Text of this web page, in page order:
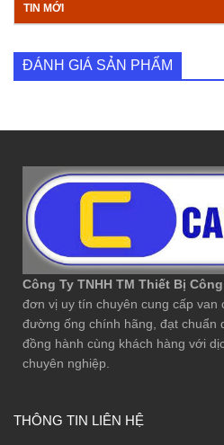
TIN MỚI
ĐÁNH GIÁ SẢN PHẨM
Công Ty TNHH TM Thiết Bị
đơn vị uy tín chuyên cung cấp van
đường ống chính hãng, đạt chuẩn
đồng hành cùng khách hàng với
chuyên nghiệp.
THÔNG TIN LIÊN HỆ